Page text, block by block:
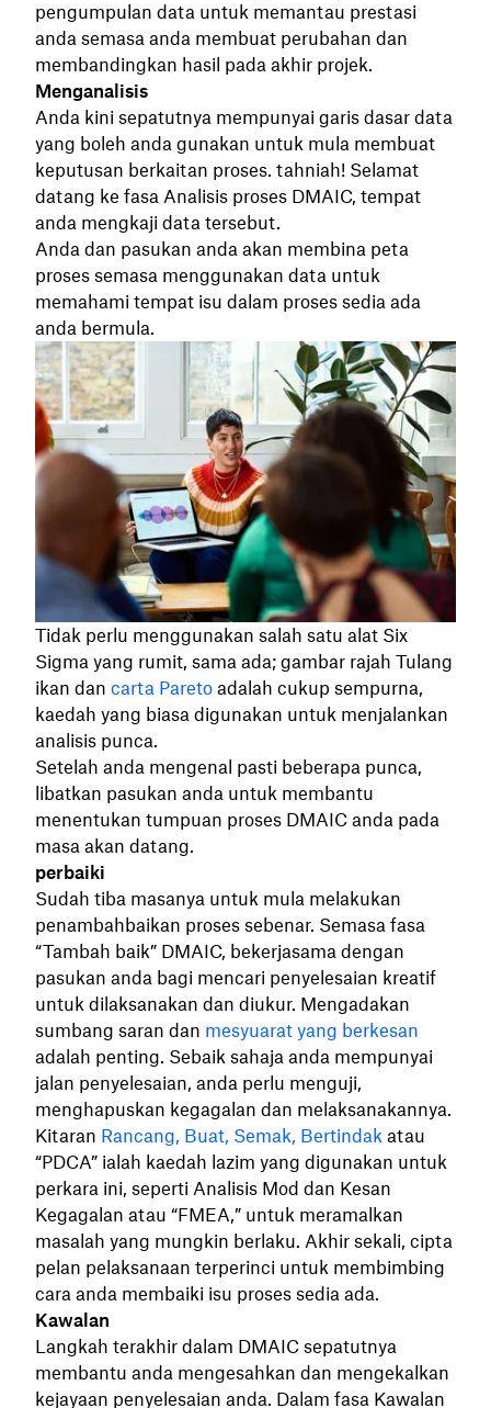
pengumpulan data untuk memantau prestasi
anda semasa anda membuat perubahan dan
membandingkan hasil pada akhir projek.
Menganalisis
Anda kini sepatutnya mempunyai garis dasar data
yang boleh anda gunakan untuk mula membuat
keputusan berkaitan proses. tahniah! Selamat
datang ke fasa Analisis proses DMAIC, tempat
anda mengkaji data tersebut.
Anda dan pasukan anda akan membina peta
proses semasa menggunakan data untuk
memahami tempat isu dalam proses sedia ada
anda bermula.
Tidak perlu menggunakan salah satu alat Six
Sigma yang rumit, sama ada; gambar rajah Tulang
ikan dan carta Pareto adalah cukup sempurna,
kaedah yang biasa digunakan untuk menjalankan
analisis punca.
Setelah anda mengenal pasti beberapa punca,
libatkan pasukan anda untuk membantu
menentukan tumpuan proses DMAIC anda pada
masa akan datang.
perbaiki
Sudah tiba masanya untuk mula melakukan
penambahbaikan proses sebenar. Semasa fasa
“Tambah baik” DMAIC, bekerjasama dengan
pasukan anda bagi mencari penyelesaian kreatif
untuk dilaksanakan dan diukur. Mengadakan
sumbang saran dan mesyuarat yang berkesan
adalah penting. Sebaik sahaja anda mempunyai
jalan penyelesaian, anda perlu menguji,
menghapuskan kegagalan dan melaksanakannya.
Kitaran Rancang, Buat, Semak, Bertindak atau
“PDCA” ialah kaedah lazim yang digunakan untuk
perkara ini, seperti Analisis Mod dan Kesan
Kegagalan atau “FMEA,” untuk meramalkan
masalah yang mungkin berlaku. Akhir sekali, cipta
pelan pelaksanaan terperinci untuk membimbing
cara anda membaiki isu proses sedia ada.
Kawalan
Langkah terakhir dalam DMAIC sepatutnya
membantu anda mengesahkan dan mengekalkan
kejayaan penyelesaian anda. Dalam fasa Kawalan